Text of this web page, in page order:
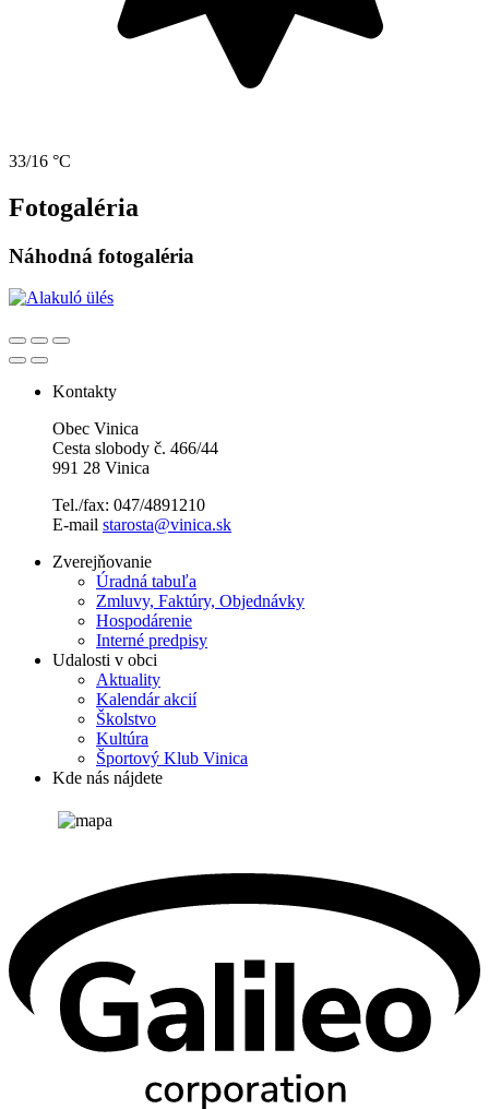
33/16 °C
Fotogaléria
Náhodná fotogaléria
Kontakty
Obec Vinica
Cesta slobody č. 466/44
991 28 Vinica
Tel./fax: 047/4891210
E-mail starosta@vinica.sk
Zverejňovanie
Úradná tabuľa
Zmluvy, Faktúry, Objednávky
Hospodárenie
Interné predpisy
Udalosti v obci
Aktuality
Kalendár akcií
Školstvo
Kultúra
Športový Klub Vinica
Kde nás nájdete